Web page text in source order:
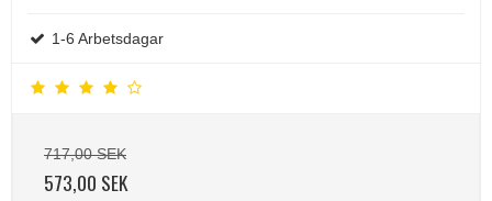
1-6 Arbetsdagar
717,00 SEK
573,00 SEK